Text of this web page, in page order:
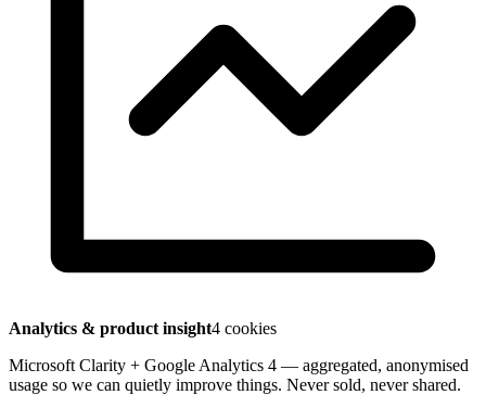
Analytics & product insight4 cookies
Microsoft Clarity + Google Analytics 4 — aggregated, anonymised
usage so we can quietly improve things. Never sold, never shared.